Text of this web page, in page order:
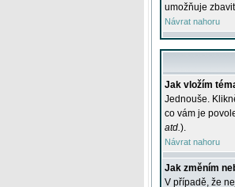
umožňuje
Návrat nahoru
Jak vložím
Jednouše.
co vám je
atd.).
Návrat nahoru
Jak změním
V případě, že